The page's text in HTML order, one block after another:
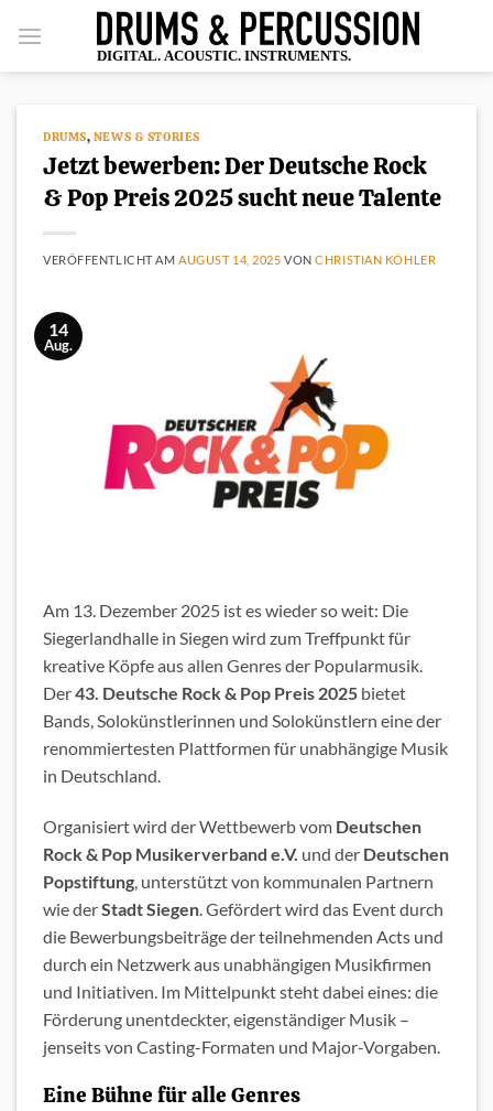
Inhalt
springen
DRUMS, NEWS & STORIES
Jetzt bewerben: Der Deutsche Rock
& Pop Preis 2025 sucht neue Talente
VERÖFFENTLICHT AM AUGUST 14, 2025 VONCHRISTIAN KÖHLER
14
Aug.
Am 13. Dezember 2025 ist es wieder so weit: Die
Siegerlandhalle in Siegen wird zum Treffpunkt für
kreative Köpfe aus allen Genres der Popularmusik.
Der43. Deutsche Rock & Pop Preis 2025 bietet
Bands, Solokünstlerinnen und Solokünstlern eine der
renommiertesten Plattformen für unabhängige Musik
in Deutschland.
Organisiert wird der Wettbewerb vom Deutschen
Rock & Pop Musikerverband e.V. und der Deutschen
Popstiftung , unterstützt von kommunalen Partnern
wie derStadt Siegen . Gefördert wird das Event durch
die Bewerbungsbeiträge der teilnehmenden Acts und
durch ein Netzwerk aus unabhängigen Musikfirmen
und Initiativen. Im Mittelpunkt steht dabei eines: die
Förderung unentdeckter, eigenständiger Musik –
jenseits von Casting-Formaten und Major-Vorgaben.
Eine Bühne für alle Genres